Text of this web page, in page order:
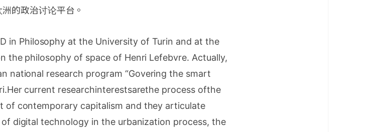
的政治讨论平台。
in Philosophy at the University of Turin and at the
the philosophy of space of Henri Lefebvre. Actually,
national research program “Govering the smart
current researchinterestsarethe process ofthe
of contemporary capitalism and they articulate
digital technology in the urbanization process, the